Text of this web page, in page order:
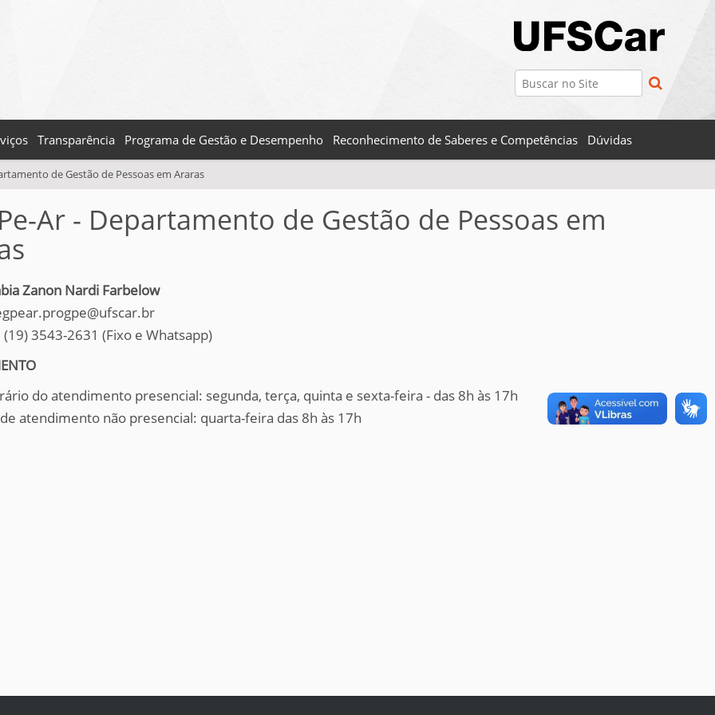
Busca
Transparência Programa de Gestão e Desempenho Reconhecimento de Saberes e Competências Dúvidas
de Gestão de Pessoas em Araras
Ar - Departamento de Gestão de Pessoas em
Zanon Nardi Farbelow
3543-2631 (Fixo e Whatsapp)
do atendimento presencial: segunda, terça, quinta e sexta-feira - das 8h às 17h
atendimento não presencial: quarta-feira das 8h às 17h